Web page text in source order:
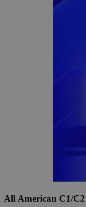
All American C1/